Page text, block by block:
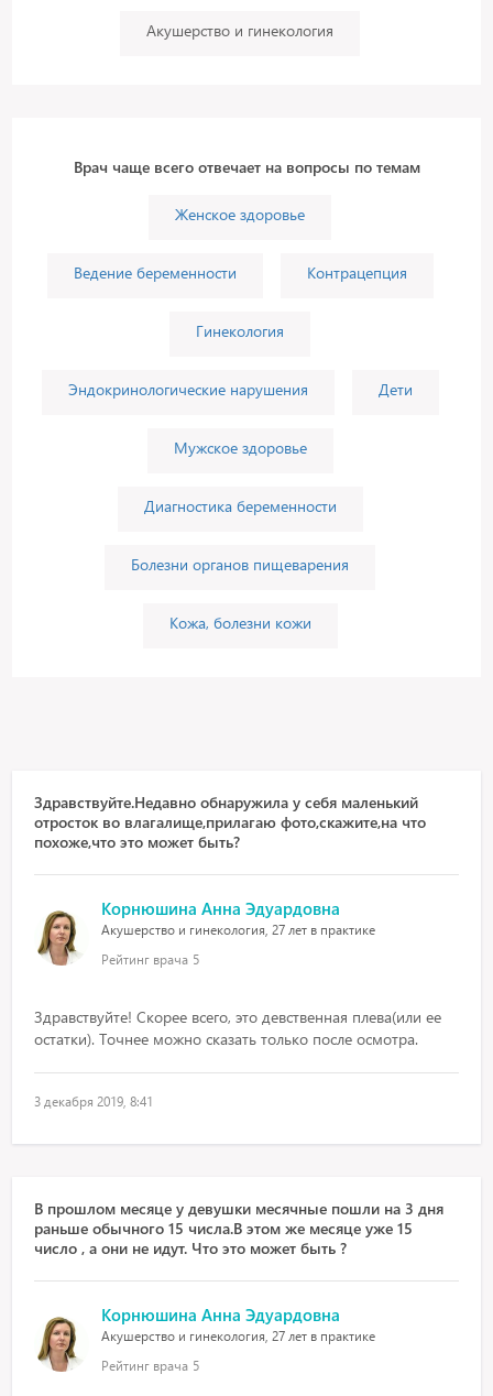
Акушерство и гинекология
Врач чаще всего отвечает на вопросы по темам
Женское здоровье
Ведение беременности Контрацепция
Гинекология
Эндокринологические нарушения Дети
Мужское здоровье
Диагностика беременности
Болезни органов пищеварения
Кожа, болезни кожи
Здравствуйте.Недавно обнаружила у себя маленький
отросток во влагалище,прилагаю фото,скажите,на что
похоже,что это может быть?
Корнюшина Анна Эдуардовна
Акушерство и гинекология, 27 лет в практике
Рейтинг врача 5
Здравствуйте! Скорее всего, это девственная плева(или ее
остатки). Точнее можно сказать только после осмотра.
3 декабря 2019, 8:41
В прошлом месяце у девушки месячные пошли на 3 дня
раньше обычного 15 числа.В этом же месяце уже 15
число , а они не идут. Что это может быть ?
Корнюшина Анна Эдуардовна
Акушерство и гинекология, 27 лет в практике
Рейтинг врача 5